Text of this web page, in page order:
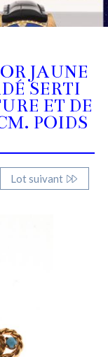
JAUNE
SERTI
ET DE
POIDS
Lot suivant